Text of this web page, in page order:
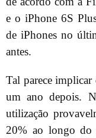
e o iPhone 6S
de iPhones no
antes.
Tal parece implicar
um ano depois.
utilização
20% ao longo do